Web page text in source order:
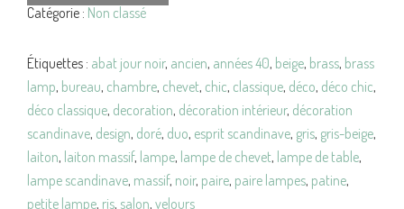
Catégorie : Non classé
Étiquettes : abat jour noir, ancien, années 40, beige, brass, brass
lamp, bureau, chambre, chevet, chic, classique, déco, déco chic,
déco classique, decoration, décoration intérieur, décoration
scandinave, design, doré, duo, esprit scandinave, gris, gris-beige,
laiton, laiton massif, lampe, lampe de chevet, lampe de table,
lampe scandinave, massif, noir, paire, paire lampes, patine,
petite lampe, ris, salon, velours